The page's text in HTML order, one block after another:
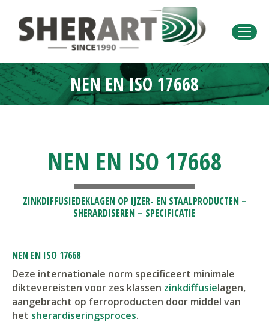
NEN EN ISO 17668
Je bent hier:
NEN EN ISO 17668
ZINKDIFFUSIEDEKLAGEN OP IJZER- EN STAALPRODUCTEN –
SHERARDISEREN – SPECIFICATIE
NEN EN ISO 17668
Deze internationale norm specificeert minimale
diktevereisten voor zes klassen zinkdiffusielagen,
aangebracht op ferroproducten door middel van
het sherardiseringsproces.